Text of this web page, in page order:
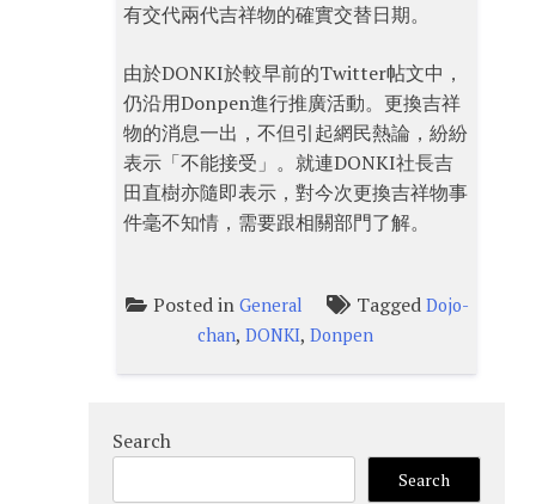
有交代兩代吉祥物的確實交替日期。
由於DONKI於較早前的Twitter帖文中，
仍沿用Donpen進行推廣活動。更換吉祥
物的消息一出，不但引起網民熱論，紛紛
表示「不能接受」。就連DONKI社長吉
田直樹亦隨即表示，對今次更換吉祥物事
件毫不知情，需要跟相關部門了解。
Posted in General Tagged Dojo-
chan, DONKI, Donpen
Search
Search